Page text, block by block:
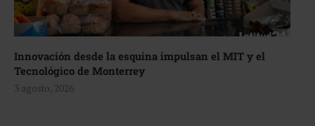
Innovación desde la esquina impulsan el MIT y el
Tecnológico de Monterrey
3 agosto, 2026